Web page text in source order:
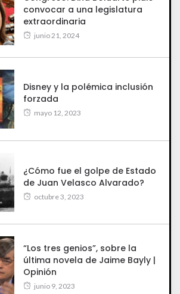
convocar a una legislatura
extraordinaria
junio 21, 2024
Disney y la polémica inclusión
forzada
mayo 12, 2023
¿Cómo fue el golpe de Estado
de Juan Velasco Alvarado?
octubre 3, 2023
“Los tres genios”, sobre la
última novela de Jaime Bayly |
Opinión
junio 9, 2023